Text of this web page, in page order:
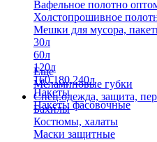
Вафельное полотно
Холстопрошивное
Мешки для мусора,
30л
60л
120л
160,180,240л
Пакеты
Пакеты фасовочные
Еще
Меламиновые губки
Спец.одежда, защита,
Бахилы
Костюмы, халаты
Маски защитные